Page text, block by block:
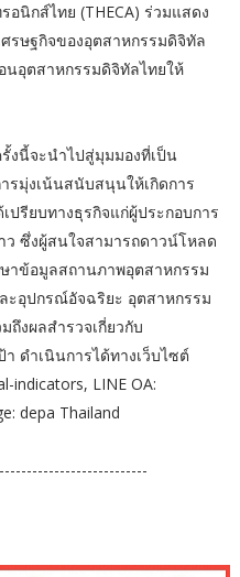
นิกส์ไทย (THECA) ร่วมแสดง
รษฐกิจของอุตสาหกรรมดิจิทัล
นอุตสาหกรรมดิจิทัลไทยให้
งนี้จะนำไปสู่มุมมองที่เป็น
รมุ่งเน้นสนับสนุนให้เกิดการ
ปรียบทางธุรกิจแก่ผู้ประกอบการ
ซึ่งผู้สนใจสามารถดาวน์โหลด
าข้อมูลสถานภาพอุตสาหกรรม
อุปกรณ์อัจฉริยะ อุตสาหกรรม
ถึงผลสำรวจเกี่ยวกับ
ดำเนินการได้ทางเว็บไซต์
indicators, LINE OA:
depa Thailand